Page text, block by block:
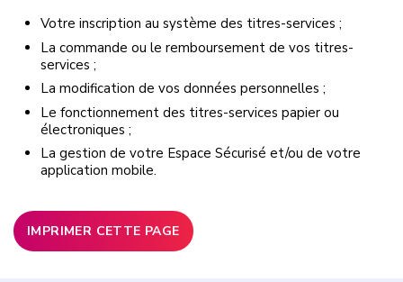
Votre inscription au système des titres-services ;
La commande ou le remboursement de vos titres-
services ;
La modification de vos données personnelles ;
Le fonctionnement des titres-services papier ou
électroniques ;
La gestion de votre Espace Sécurisé et/ou de votre
application mobile.
IMPRIMER CETTE PAGE